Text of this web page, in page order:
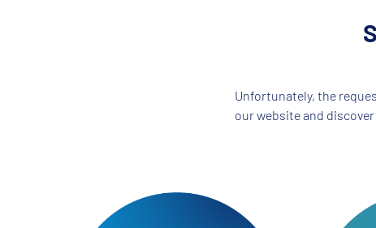
Unfortunately, the
our website and